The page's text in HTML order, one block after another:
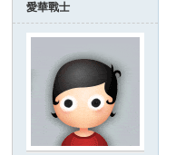
愛華戰士